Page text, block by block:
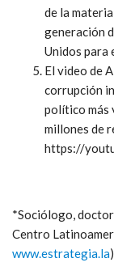
de la
generación
Unidos para
El video de
corrupción
político más
millones de
https://
*Sociólogo, doctor
Centro
www.estrategia.la